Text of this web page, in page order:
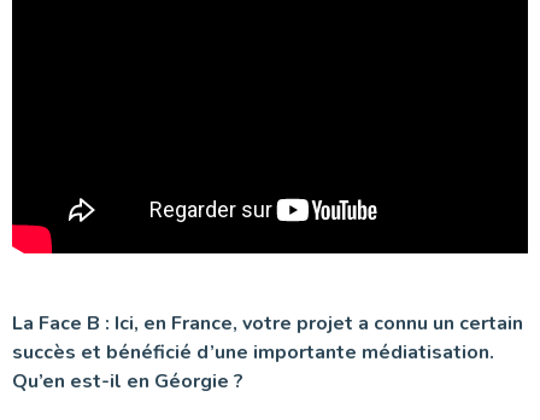
La Face B : Ici, en France, votre projet a connu un certain
succès et bénéficié d’une importante médiatisation.
Qu’en est-il en Géorgie ?